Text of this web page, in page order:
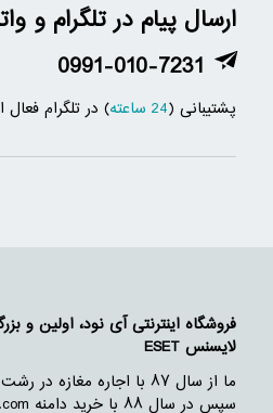
ارسال پیام در تلگرام و
0991-010-7231
پشتیبانی (24 ساعته ) در تلگرام
فروشگاه اینترنتی آی نود، اولین و
لایسنس ESET
ما از سال ۸۷ با اجاره